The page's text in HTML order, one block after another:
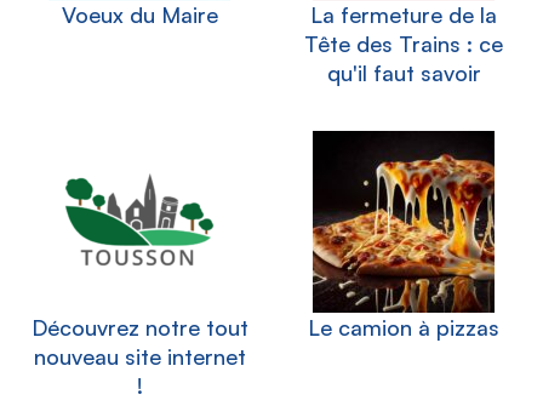
Voeux du Maire
La fermeture de la
Tête des Trains : ce
qu'il faut savoir
Découvrez notre tout
nouveau site internet
!
Le camion à pizzas